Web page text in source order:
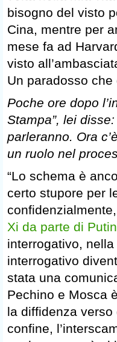
bisogno del visto
Cina, mentre per
mese fa ad
visto
Un paradosso che
Poche ore dopo
Stampa”, lei
parleranno. Ora
un ruolo nel
“Lo schema è
certo stupore per
Xi da parte di Putin
interrogativo,
interrogativo
stata una
Pechino e Mosca
la diffidenza
confine,